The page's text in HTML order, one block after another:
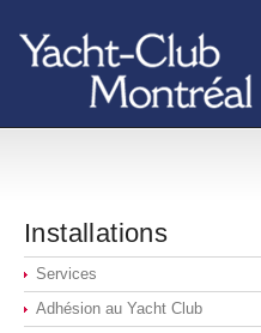
Installations
Services
Adhésion au Yacht Club